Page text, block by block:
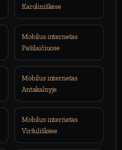
Karoliniškėse
Mobilus internetas
Pašilaičiuose
Mobilus internetas
Antakalnyje
Mobilus internetas
Viršuliškėse